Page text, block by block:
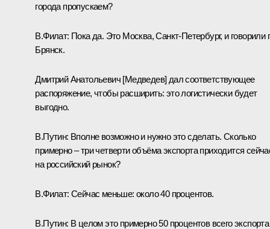
города пропускаем?
В.Филат: Пока да. Это Москва, Санкт-Петербург, и говорили
Брянск.
Дмитрий Анатольевич [Медведев] дал соответствующее
распоряжение, чтобы расширить: это логистически будет
выгодно.
В.Путин: Вполне возможно и нужно это сделать. Сколько
примерно – три четверти объёма экспорта приходится
на российский рынок?
В.Филат: Сейчас меньше: около 40 процентов.
В.Путин: В целом это примерно 50 процентов всего экспорта